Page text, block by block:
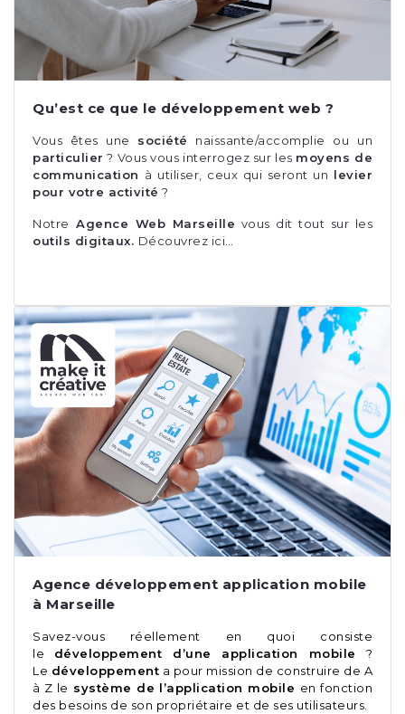
Qu’est ce que le développement web ?
Vous êtes une société
naissante/accomplie ou un
particulier ? Vous vous interrogez sur les moyens de
communication à utiliser, ceux qui seront un levier
pour votre activité ?
Notre Agence Web Marseille vous dit tout sur les
outils digitaux. Découvrez ici…
Agence développement application mobile
à Marseille
Savez-vous réellement en quoi consiste
le développement d’une application mobile
?
Le développement a pour mission de construire de A
à Z le système de l’application mobile en fonction
des besoins de son propriétaire et de ses utilisateurs.